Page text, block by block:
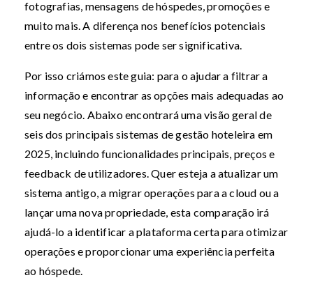
fotografias, mensagens de hóspedes, promoções e
muito mais. A diferença nos benefícios potenciais
entre os dois sistemas pode ser significativa.
Por isso criámos este guia: para o ajudar a filtrar a
informação e encontrar as opções mais adequadas ao
seu negócio. Abaixo encontrará uma visão geral de
seis dos principais sistemas de gestão hoteleira em
2025, incluindo funcionalidades principais, preços e
feedback de utilizadores. Quer esteja a atualizar um
sistema antigo, a migrar operações para a cloud ou a
lançar uma nova propriedade, esta comparação irá
ajudá-lo a identificar a plataforma certa para otimizar
operações e proporcionar uma experiência perfeita
ao hóspede.